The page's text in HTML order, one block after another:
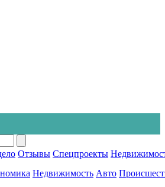
Отзывы Спецпроекты
Недвижимость Авто